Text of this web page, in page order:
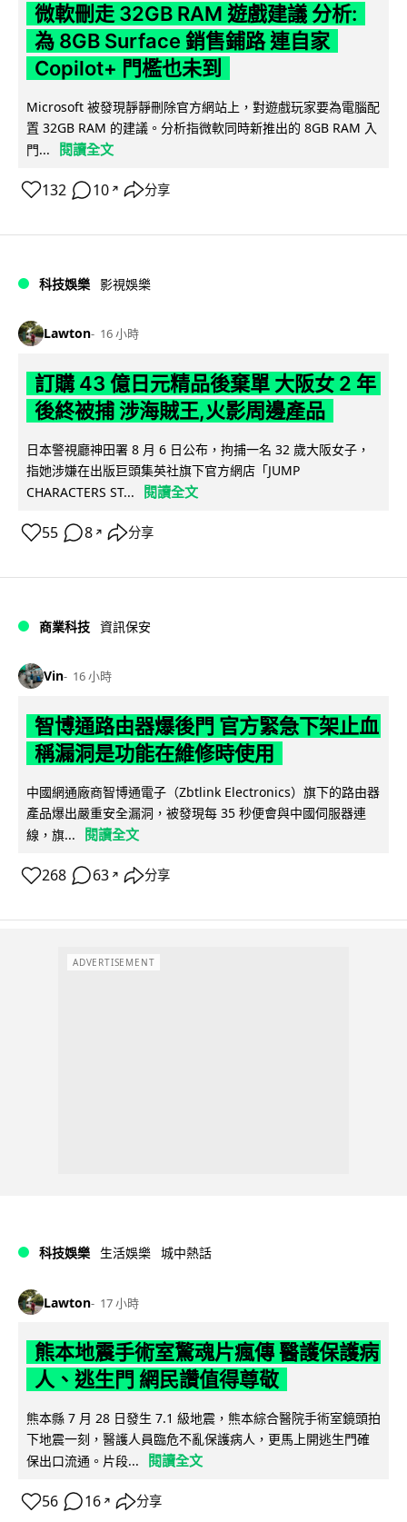
微軟刪走 32GB RAM 遊戲建議 分析:
為 8GB Surface 銷售鋪路 連自家
Copilot+ 門檻也未到
Microsoft 被發現靜靜刪除官方網站上，對遊戲玩家要為電腦配
置 32GB RAM 的建議。分析指微軟同時新推出的 8GB RAM 入
門...
閱讀全文
132 10 ↗ 分享
科技娛樂 影視娛樂
Lawton 16 小時
訂購 43 億日元精品後棄單 大阪女 2 年
後終被捕 涉海賊王,火影周邊產品
日本警視廳神田署 8 月 6 日公布，拘捕一名 32 歲大阪女子，
指她涉嫌在出版巨頭集英社旗下官方網店「JUMP
CHARACTERS ST...
閱讀全文
55 8 ↗ 分享
商業科技 資訊保安
Vin 16 小時
智博通路由器爆後門 官方緊急下架止血
稱漏洞是功能在維修時使用
中國網通廠商智博通電子（Zbtlink Electronics）旗下的路由器
產品爆出嚴重安全漏洞，被發現每 35 秒便會與中國伺服器連
線，旗...
閱讀全文
268 63 ↗ 分享
ADVERTISEMENT
科技娛樂 生活娛樂 城中熱話
Lawton 17 小時
熊本地震手術室驚魂片瘋傳 醫護保護病
人、逃生門 網民讚值得尊敬
熊本縣 7 月 28 日發生 7.1 級地震，熊本綜合醫院手術室鏡頭拍
下地震一刻，醫護人員臨危不亂保護病人，更馬上開逃生門確
保出口流通。片段...
閱讀全文
56 16 ↗ 分享